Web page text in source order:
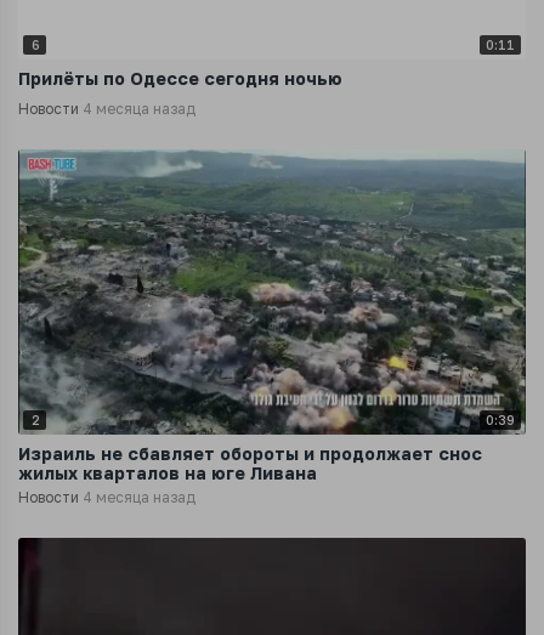
6 0:11
Прилёты по Одессе сегодня ночью
Новости 4 месяца назад
2 0:39
Израиль не сбавляет обороты и продолжает снос
жилых кварталов на юге Ливана
Новости 4 месяца назад